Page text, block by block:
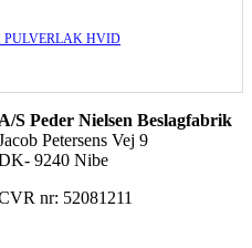
PULVERLAK HVID
A/S Peder Nielsen Beslagfabrik
Petersens Vej 9
9240 Nibe
nr: 52081211